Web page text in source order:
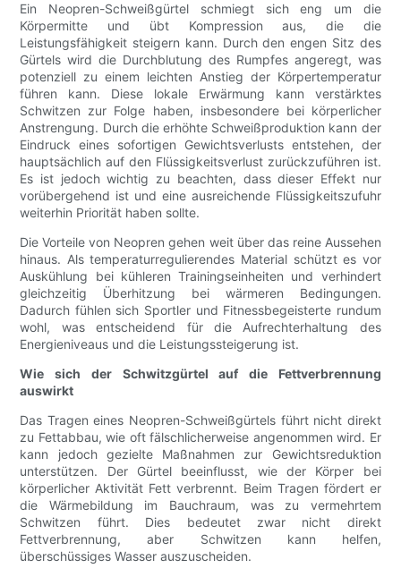
Ein Neopren-Schweißgürtel schmiegt sich eng um die
Körpermitte und übt Kompression aus, die die
Leistungsfähigkeit steigern kann. Durch den engen Sitz des
Gürtels wird die Durchblutung des Rumpfes angeregt, was
potenziell zu einem leichten Anstieg der Körpertemperatur
führen kann. Diese lokale Erwärmung kann verstärktes
Schwitzen zur Folge haben, insbesondere bei körperlicher
Anstrengung. Durch die erhöhte Schweißproduktion kann der
Eindruck eines sofortigen Gewichtsverlusts entstehen, der
hauptsächlich auf den Flüssigkeitsverlust zurückzuführen ist.
Es ist jedoch wichtig zu beachten, dass dieser Effekt nur
vorübergehend ist und eine ausreichende Flüssigkeitszufuhr
weiterhin Priorität haben sollte.
Die Vorteile von Neopren gehen weit über das reine Aussehen
hinaus. Als temperaturregulierendes Material schützt es vor
Auskühlung bei kühleren Trainingseinheiten und verhindert
gleichzeitig Überhitzung bei wärmeren Bedingungen.
Dadurch fühlen sich Sportler und Fitnessbegeisterte rundum
wohl, was entscheidend für die Aufrechterhaltung des
Energieniveaus und die Leistungssteigerung ist.
Wie sich der Schwitzgürtel auf die Fettverbrennung
auswirkt
Das Tragen eines Neopren-Schweißgürtels führt nicht direkt
zu Fettabbau, wie oft fälschlicherweise angenommen wird. Er
kann jedoch gezielte Maßnahmen zur Gewichtsreduktion
unterstützen. Der Gürtel beeinflusst, wie der Körper bei
körperlicher Aktivität Fett verbrennt. Beim Tragen fördert er
die Wärmebildung im Bauchraum, was zu vermehrtem
Schwitzen führt. Dies bedeutet zwar nicht direkt
Fettverbrennung, aber Schwitzen kann helfen,
überschüssiges Wasser auszuscheiden.